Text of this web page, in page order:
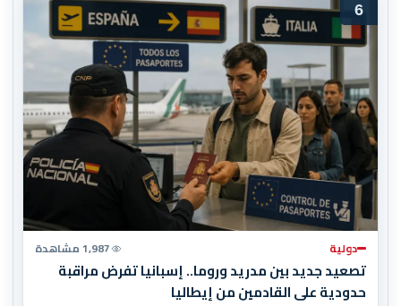
6
دولية 1,987 مشاهدة
تصعيد جديد بين مدريد وروما.. إسبانيا تفرض مراقبة
حدودية على القادمين من إيطاليا